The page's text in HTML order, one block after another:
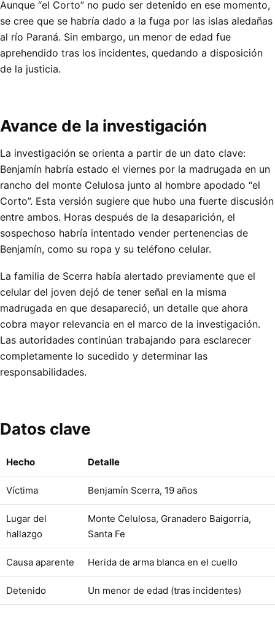
Aunque “el Corto” no pudo ser detenido en ese momento,
se cree que se habría dado a la fuga por las islas aledañas
al río Paraná. Sin embargo, un menor de edad fue
aprehendido tras los incidentes, quedando a disposición
de la justicia.
Avance de la investigación
La investigación se orienta a partir de un dato clave:
Benjamín habría estado el viernes por la madrugada en un
rancho del monte Celulosa junto al hombre apodado “el
Corto”. Esta versión sugiere que hubo una fuerte discusión
entre ambos. Horas después de la desaparición, el
sospechoso habría intentado vender pertenencias de
Benjamín, como su ropa y su teléfono celular.
La familia de Scerra había alertado previamente que el
celular del joven dejó de tener señal en la misma
madrugada en que desapareció, un detalle que ahora
cobra mayor relevancia en el marco de la investigación.
Las autoridades continúan trabajando para esclarecer
completamente lo sucedido y determinar las
responsabilidades.
Datos clave
Hecho Detalle
Víctima Benjamín Scerra, 19 años
Lugar del
hallazgo
Monte Celulosa, Granadero Baigorria,
Santa Fe
Causa aparente Herida de arma blanca en el cuello
Detenido Un menor de edad (tras incidentes)